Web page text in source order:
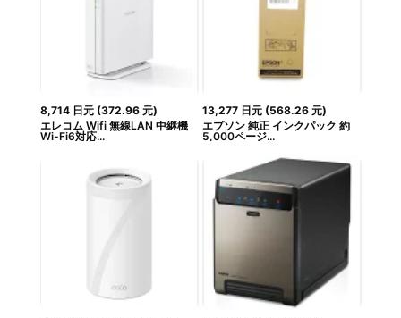
8,714 日元(372.96 元)
エレコム Wifi 無線LAN 中継機
Wi-Fi6対応...
13,277 日元 (568.26 元)
エプソン 純正 インクパック 約
5,000ページ...